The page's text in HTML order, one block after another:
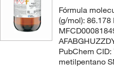
Fórmula
(g/mol):
PubChem
metilpentano